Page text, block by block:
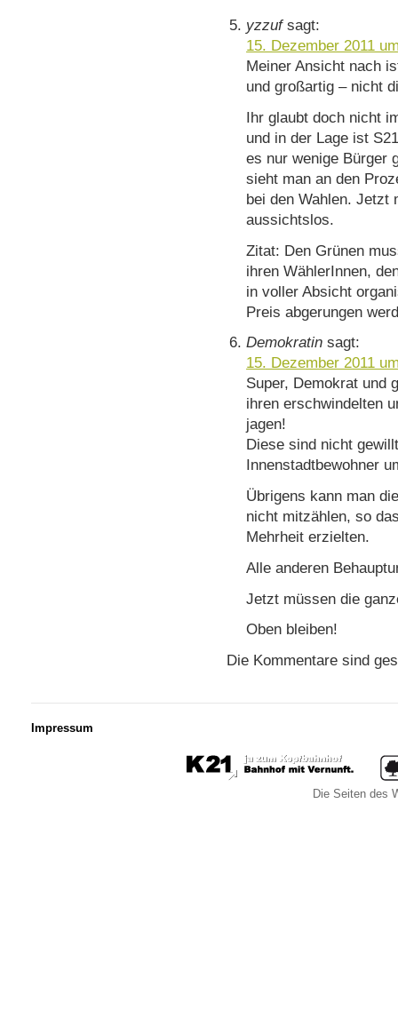
yzzuf sagt:
15. Dezember 2011
Meiner Ansicht nach
und großartig – nicht
Ihr glaubt doch nicht
und in der Lage ist
es nur wenige Bürger
sieht man an den
bei den Wahlen. Jetzt
aussichtslos.
Zitat: Den Grünen
ihren WählerInnen,
in voller Absicht
Preis abgerungen
Demokratin sagt:
15. Dezember 2011
Super, Demokrat und
ihren erschwindelten
jagen!
Diese sind nicht
Innenstadtbewohner
Übrigens kann man
nicht mitzählen, so
Mehrheit erzielten.
Alle anderen
Jetzt müssen die
Oben bleiben!
Die Kommentare sind
Impressum
Die Seiten des